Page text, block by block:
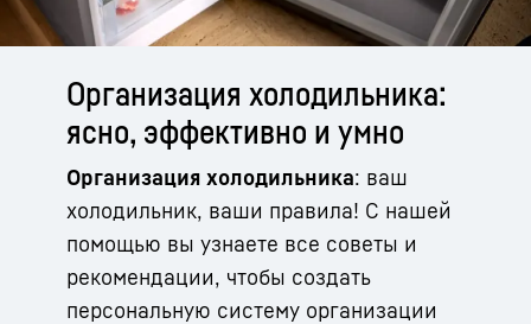
Организация холодильника:
ясно, эффективно и умно
Организация холодильника: ваш
холодильник, ваши правила! С нашей
помощью вы узнаете все советы и
рекомендации, чтобы создать
персональную систему организации